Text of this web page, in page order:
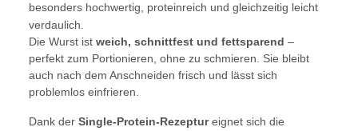
besonders hochwertig, proteinreich und gleichzeitig leicht
verdaulich.
Die Wurst ist weich, schnittfest und fettsparend –
perfekt zum Portionieren, ohne zu schmieren. Sie bleibt
auch nach dem Anschneiden frisch und lässt sich
problemlos einfrieren.
Dank der Single-Protein-Rezeptureignet sich die